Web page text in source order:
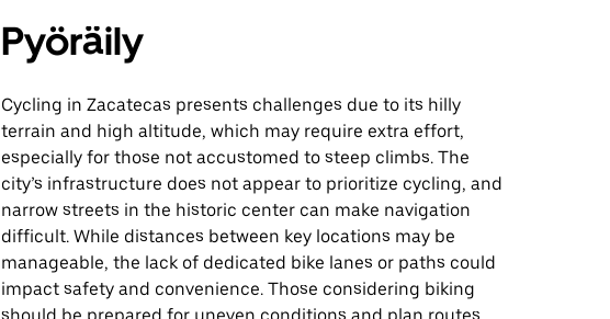
Pyöräily
Cycling in Zacatecas presents challenges due to its hilly
terrain and high altitude, which may require extra effort,
especially for those not accustomed to steep climbs. The
city’s infrastructure does not appear to prioritize cycling, and
narrow streets in the historic center can make navigation
difficult. While distances between key locations may be
manageable, the lack of dedicated bike lanes or paths could
impact safety and convenience. Those considering biking